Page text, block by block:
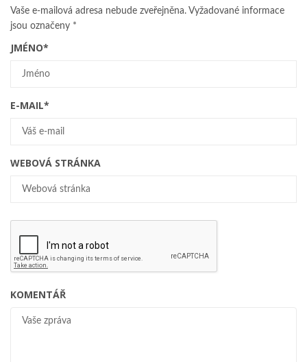
Vaše e-mailová adresa nebude zveřejněna. Vyžadované informace
jsou označeny *
JMÉNO*
E-MAIL*
WEBOVÁ STRÁNKA
KOMENTÁŘ